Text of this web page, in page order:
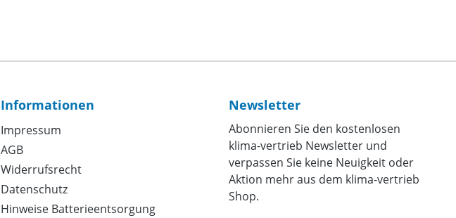
Informationen
Impressum
AGB
Widerrufsrecht
Datenschutz
Hinweise Batterieentsorgung
Newsletter
Abonnieren Sie den kostenlosen
klima-vertrieb Newsletter und
verpassen Sie keine Neuigkeit oder
Aktion mehr aus dem klima-vertrieb
Shop.